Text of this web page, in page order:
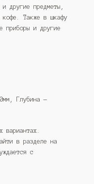
другие предметы,
кофе. Также в шкафу
приборы и другие
Глубина —
вариантах.
в разделе на
с